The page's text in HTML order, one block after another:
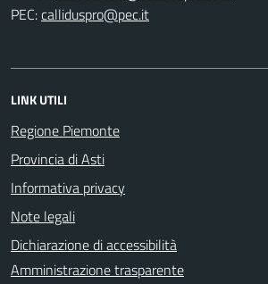
PEC:
LINK UTILI
Regione Piemonte
Provincia di Asti
Informativa privacy
Note legali
Dichiarazione di accessibilità
Amministrazione trasparente